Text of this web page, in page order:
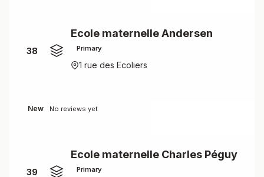
38
Ecole maternelle Andersen
Primary
1 rue des Ecoliers
New No reviews yet
39
Ecole maternelle Charles Péguy
Primary